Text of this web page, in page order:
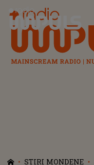
Radio Impuls
STIRI MONDENE